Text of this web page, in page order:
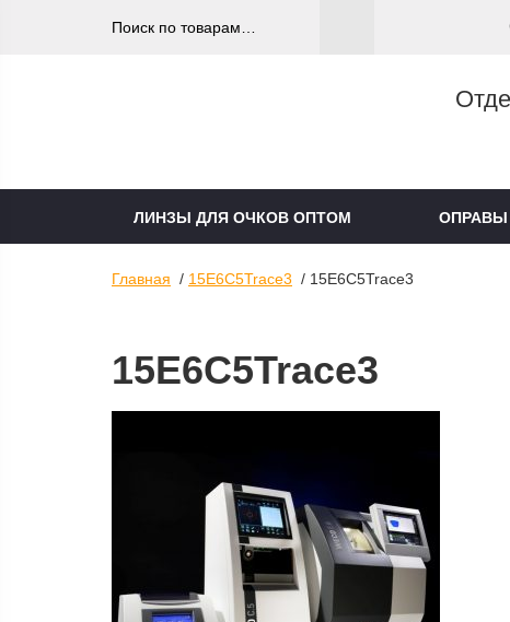
ЛИНЗЫ ДЛЯ ОЧКОВ ОПТОМ
Главная / 15E6C5Trace3 / 15E6C5Trace3
15E6C5Trace3